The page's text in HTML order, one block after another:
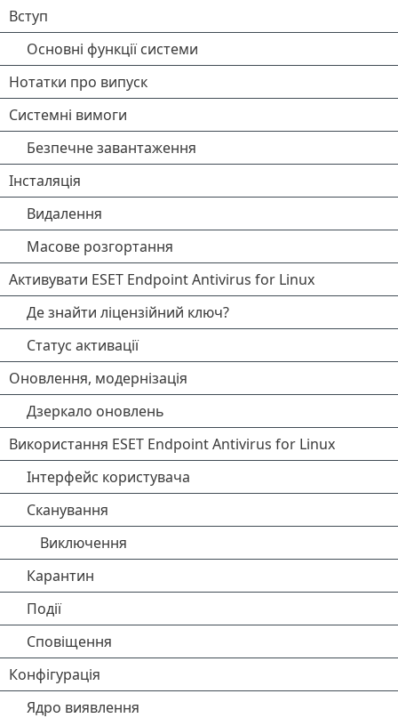
Вступ
Основні функції системи
Нотатки про випуск
Системні вимоги
Безпечне завантаження
Інсталяція
Видалення
Масове розгортання
Активувати ESET Endpoint Antivirus for Linux
Де знайти ліцензійний ключ?
Статус активації
Оновлення, модернізація
Дзеркало оновлень
Використання ESET Endpoint Antivirus for Linux
Інтерфейс користувача
Сканування
Виключення
Карантин
Події
Сповіщення
Конфігурація
Ядро виявлення